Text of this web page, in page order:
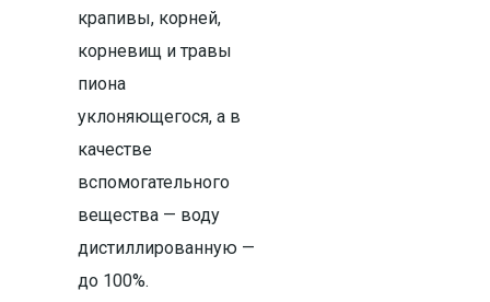
крапивы, корней,
корневищ и травы
пиона
уклоняющегося, а в
качестве
вспомогательного
вещества — воду
дистиллированную —
до 100%.